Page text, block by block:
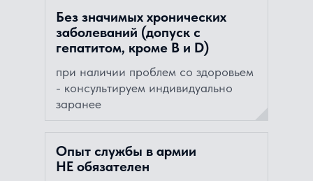
Без значимых хронических
заболеваний (допуск с
гепатитом, кроме В и D)
Опыт службы в армии
НЕ обязателен
при наличии проблем со здоровьем
- консультируем индивидуально
заранее